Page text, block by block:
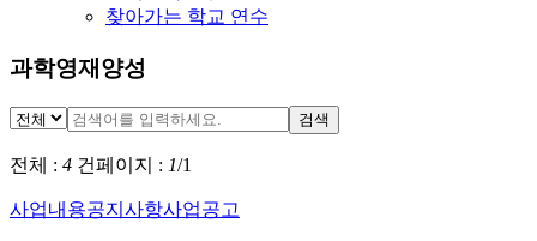
찾아가는 학교 연수
과학영재양성
검색
전체 : 4 건페이지 : 1/1
사업내용공지사항사업공고